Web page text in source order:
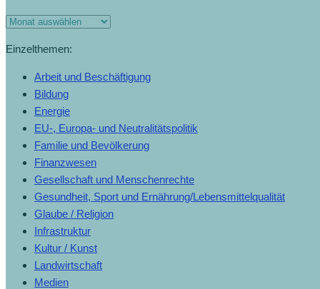
Einzelthemen:
Arbeit und Beschäftigung
Bildung
Energie
EU-, Europa- und Neutralitätspolitik
Familie und Bevölkerung
Finanzwesen
Gesellschaft und Menschenrechte
Gesundheit, Sport und Ernährung/Lebensmittelqualität
Glaube / Religion
Infrastruktur
Kultur / Kunst
Landwirtschaft
Medien